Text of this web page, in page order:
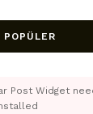
POPÜLER
Post Widget